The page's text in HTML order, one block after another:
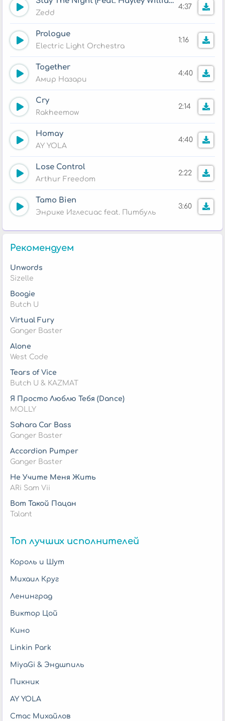
Zedd
4:37
Prologue
Electric Light Orchestra
1:16
Together
Амир Назари
4:40
Cry
Rakheemow
2:14
Homay
AY YOLA
4:40
Lose Control
Arthur Freedom
2:22
Tamo Bien
Энрике Иглесиас feat. Питбуль
3:60
Рекомендуем
Unwords
Sizelle
Boogie
Butch U
Virtual Fury
Ganger Baster
Alone
West Code
Tears of Vice
Butch U & KAZMAT
Я Просто Люблю Тебя (Dance)
MOLLY
Sahara Car Bass
Ganger Baster
Accordion Pumper
Ganger Baster
Не Учите Меня Жить
ARi Sam Vii
Вот Такой Пацан
Talant
Топ лучших исполнителей
Король и Шут
Михаил Круг
Ленинград
Виктор Цой
Кино
Linkin Park
MiyaGi & Эндшпиль
Пикник
AY YOLA
Стас Михайлов